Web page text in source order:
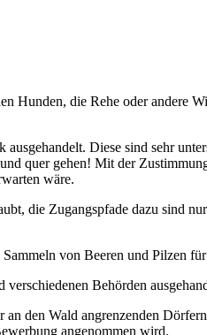
Hunden, die Rehe oder andere
Diese sind sehr
quer gehen! Mit der
wäre.
die Zugangspfade dazu sind
Sammeln von Beeren und Pilzen
Behörden
den Wald angrenzenden
angenommen wird.